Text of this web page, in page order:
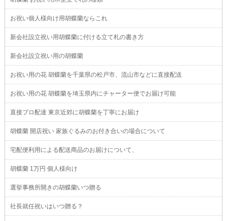
お祝い個人様向け用胡蝶蘭ならこれ
新会社設立祝い用胡蝶蘭に付ける立て札の書き方
新会社設立祝い用の胡蝶蘭
お祝い用の花 胡蝶蘭を千葉県の松戸市、流山市などに直接配送
お祝い用の花 胡蝶蘭を埼玉県内にチャーター便でお届け可能
直接プロ配達 東京近郊に胡蝶蘭を丁寧にお届け
胡蝶蘭 開店祝い 家族ぐるみのお付き合いの場合について
宅配便利用による配送商品のお届けについて、
胡蝶蘭 1万円 個人様向け
選挙事務所開きの胡蝶蘭いつ贈る
社長就任祝いはいつ贈る？